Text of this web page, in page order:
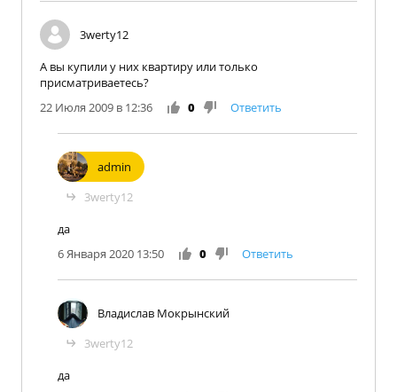
3werty12
А вы купили у них квартиру или только
присматриваетесь?
22 Июля 2009 в 12:36
0 Ответить
admin
3werty12
да
6 Января 2020 13:50
0 Ответить
Владислав Мокрынский
3werty12
да